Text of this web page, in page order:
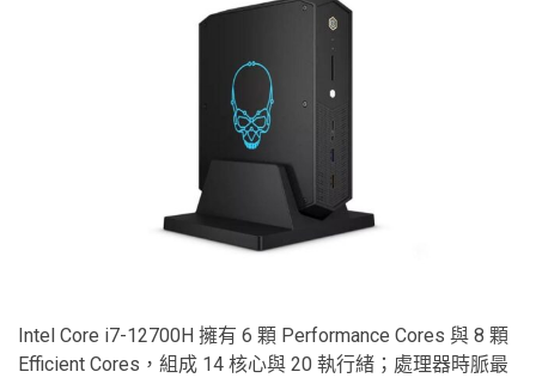
Intel Core i7-12700H 擁有 6 顆 Performance Cores 與 8 顆
Efficient Cores，組成 14 核心與 20 執行緒；處理器時脈最